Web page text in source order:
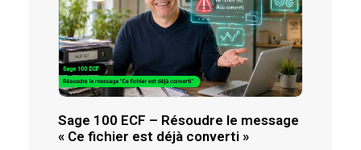
Sage 100 ECF – Résoudre le message
« Ce fichier est déjà converti »